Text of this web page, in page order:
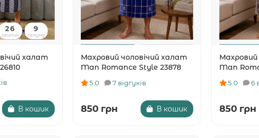
26
хвилин
8
секунд
халат
В кошик
Махровий чоловічий халат
Man Romance Style 23878
5.0 7 відгуків
850 грн В кошик
Махровий
Man
5.0 6
850 грн